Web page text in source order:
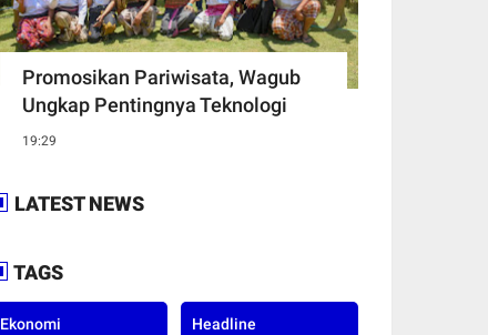
Promosikan Pariwisata, Wagub
Ungkap Pentingnya Teknologi
19:29
LATEST NEWS
TAGS
Ekonomi Headline